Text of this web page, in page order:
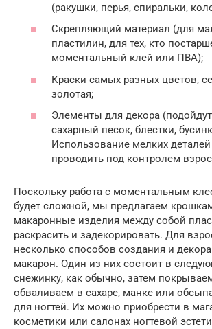
(ракушки, перья, спиральки,
Скрепляющий материал (для
пластилин, для тех, кто
моментальный клей или ПВА);
Краски самых разных цветов,
золотая;
Элементы для декора
сахарный песок, блестки,
Использование мелких
проводить под контролем
Поскольку работа с моментальным
будет сложной, мы предлагаем
макаронные изделия между собой
раскрасить и задекорировать. Для
несколько способов создания и
макарон. Один из них состоит в
снежинку, как обычно, затем
обваливаем в сахаре, манке или
для ногтей. Их можно приобрести в
косметики или салонах ногтевой